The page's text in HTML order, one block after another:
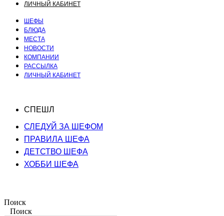
ЛИЧНЫЙ КАБИНЕТ
ШЕФЫ
БЛЮДА
МЕСТА
НОВОСТИ
КОМПАНИИ
РАССЫЛКА
ЛИЧНЫЙ КАБИНЕТ
СПЕШЛ
СЛЕДУЙ ЗА ШЕФОМ
ПРАВИЛА ШЕФА
ДЕТСТВО ШЕФА
ХОББИ ШЕФА
Поиск
Поиск